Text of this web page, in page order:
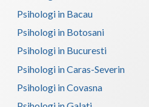
Psihologi in Bacau
Psihologi in Botosani
Psihologi in Bucuresti
Psihologi in Caras-Severin
Psihologi in Covasna